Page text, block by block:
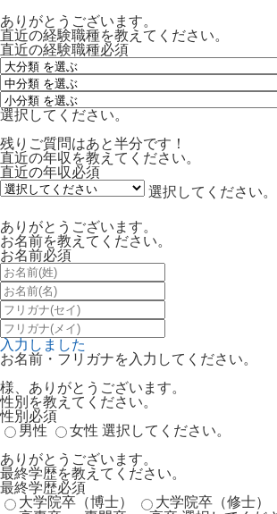
ありがとうございます。
直近の経験職種を教えてください。
直近の経験職種必須
選択してください。
残りご質問はあと半分です！
直近の年収を教えてください。
直近の年収必須
選択してください。
ありがとうございます。
お名前を教えてください。
お名前必須
入力しました
お名前・フリガナを入力してください。
様、ありがとうございます。
性別を教えてください。
性別 必須
男性
女性 選択してください。
ありがとうございます。
最終学歴を教えてください。
最終学歴必須
大学院卒（博士）
大学院卒（修士）